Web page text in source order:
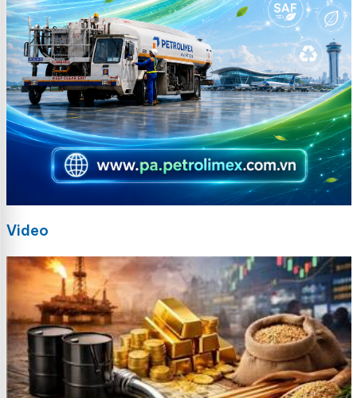
Video